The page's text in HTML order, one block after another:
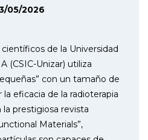
05/2026
de la Universidad
(CSIC-Unizar) utiliza
con un tamaño de
eficacia de la radioterapia
la prestigiosa revista
Materials”,